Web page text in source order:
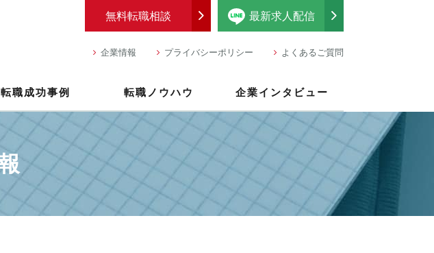
最新求人配信
無料転職相談
企業情報 プライバシーポリシー よくあるご質問
転職成功事例 転職ノウハウ 企業インタビュー